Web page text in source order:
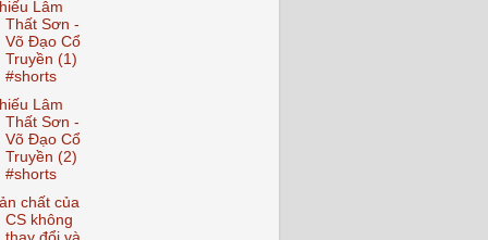
Lâm
Thất Sơn -
Võ Đạo Cổ
Truyền (1)
#shorts
Lâm
Thất Sơn -
Võ Đạo Cổ
Truyền (2)
#shorts
chất của
CS không